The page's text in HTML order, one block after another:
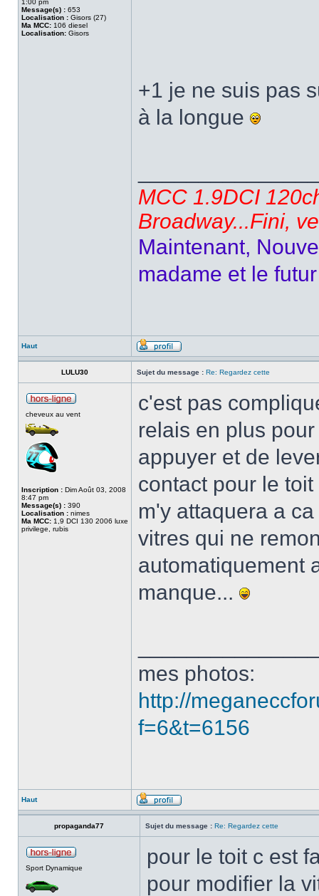
1:00 pm
Message(s) : 653
Localisation : Gisors (27)
Ma MCC: 106 diesel
Localisation: Gisors
+1 je ne suis pas
à la longue
MCC 1.9DCI
Broadway...Fini,
Maintenant,
madame et le
Haut
LULU30 Sujet du message : Re: Regardez cette
cheveux au vent
Inscription : Dim Août 03, 2008
8:47 pm
Message(s) : 390
Localisation : nimes
Ma MCC: 1,9 DCI 130 2006 luxe
privilege, rubis
c'est pas
relais en plus
appuyer et de
contact pour le
m'y attaquera a
vitres qui ne
automatiquement
manque...
mes photos:
http://
f=6&t=6156
Haut
propaganda77 Sujet du message : Re: Regardez cette
Sport Dynamique
pour le toit c est
pour modifier la